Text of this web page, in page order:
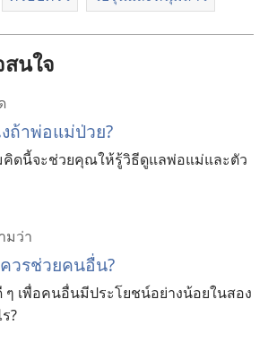
นใจ
ถ้าพ่อแม่ป่วย?
คิดนี้จะช่วยคุณให้รู้วิธีดูแลพ่อแม่และตัว
มว่า
วรช่วยคนอื่น?
ๆ เพื่อคนอื่นมีประโยชน์อย่างน้อยในสอง
?